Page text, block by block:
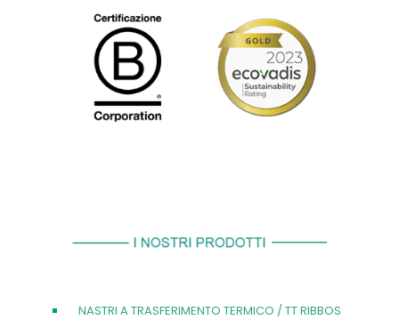
NASTRI A TRASFERIMENTO TERMICO / TT RIBBOS